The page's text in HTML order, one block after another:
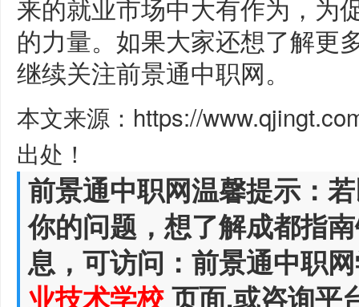
来的就业市场中大有作为，为
的力量。如果大家还想了解更
继续关注前景通中职网。
本文来源：https://
出处！
前景通中职网温馨提示：
你的问题，想了解成都指
息，可访问：前景通中职
业技术学校页面,或咨询平